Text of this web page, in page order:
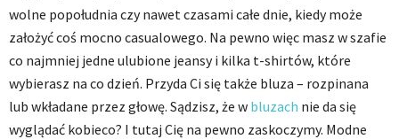
wolne popołudnia czy nawet czasami całe dnie, kiedy może
założyć coś mocno casualowego. Na pewno więc masz w szafie
co najmniej jedne ulubione jeansy i kilka t-shirtów, które
wybierasz na co dzień. Przyda Ci się także bluza – rozpinana
lub wkładane przez głowę. Sądzisz, że w bluzach nie da się
wyglądać kobieco? I tutaj Cię na pewno zaskoczymy. Modne